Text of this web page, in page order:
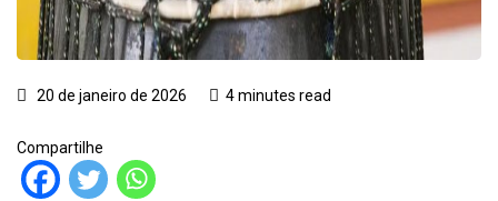
20 de janeiro de 2026 4 minutes read
Compartilhe